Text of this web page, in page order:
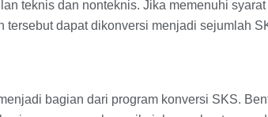
teknis dan nonteknis. Jika memenuhi syarat
tersebut dapat dikonversi menjadi sejumlah
bagian dari program konversi SKS.